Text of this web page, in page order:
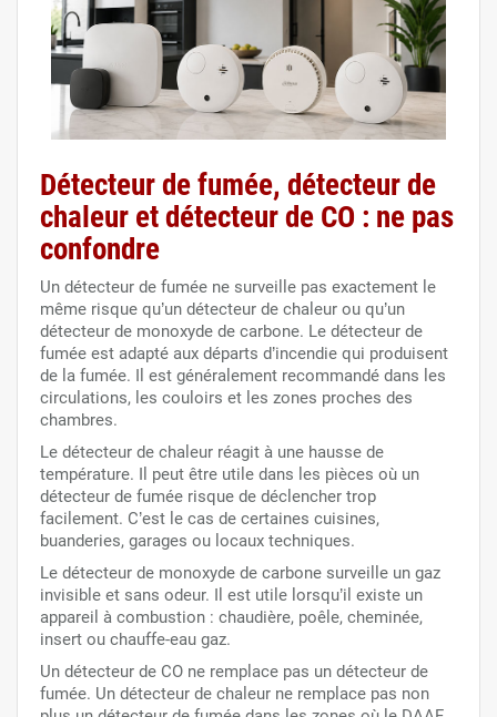
Détecteur de fumée, détecteur de
chaleur et détecteur de CO : ne pas
confondre
Un détecteur de fumée ne surveille pas exactement le
même risque qu’un détecteur de chaleur ou qu’un
détecteur de monoxyde de carbone. Le détecteur de
fumée est adapté aux départs d’incendie qui produisent
de la fumée. Il est généralement recommandé dans les
circulations, les couloirs et les zones proches des
chambres.
Le détecteur de chaleur réagit à une hausse de
température. Il peut être utile dans les pièces où un
détecteur de fumée risque de déclencher trop
facilement. C’est le cas de certaines cuisines,
buanderies, garages ou locaux techniques.
Le détecteur de monoxyde de carbone surveille un gaz
invisible et sans odeur. Il est utile lorsqu’il existe un
appareil à combustion : chaudière, poêle, cheminée,
insert ou chauffe-eau gaz.
Un détecteur de CO ne remplace pas un détecteur de
fumée. Un détecteur de chaleur ne remplace pas non